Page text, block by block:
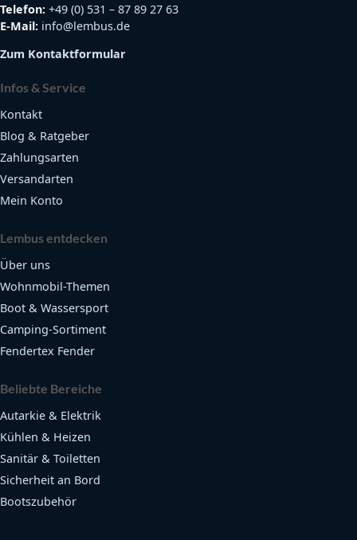
Telefon: +49 (0) 531 – 87 89 27 63
E-Mail: info@lembus.de
Zum Kontaktformular
Infos & Service
Kontakt
Blog & Ratgeber
Zahlungsarten
Versandarten
Mein Konto
Lembus entdecken
Über uns
Wohnmobil-Themen
Boot & Wassersport
Camping-Sortiment
Fendertex Fender
Beliebte Bereiche
Autarkie & Elektrik
Kühlen & Heizen
Sanitär & Toiletten
Sicherheit an Bord
Bootszubehör